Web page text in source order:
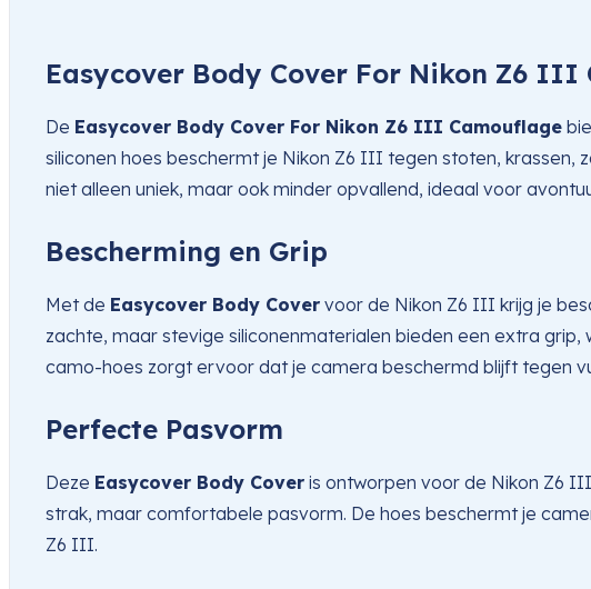
Easycover Body Cover For Nikon Z6 III
De Easycover Body Cover For Nikon Z6 III Camouflage
siliconen hoes beschermt je Nikon Z6 III tegen stoten,
niet alleen uniek, maar ook minder opvallend, ideaal voor
Bescherming en Grip
Met de Easycover Body Cover voor de Nikon Z6 III krijg je
zachte, maar stevige siliconenmaterialen bieden een extra
camo-hoes zorgt ervoor dat je camera beschermd blijft tegen
Perfecte Pasvorm
Deze Easycover Body Cover is ontworpen voor de Nikon Z6
strak, maar comfortabele pasvorm. De hoes beschermt je
Z6 III.